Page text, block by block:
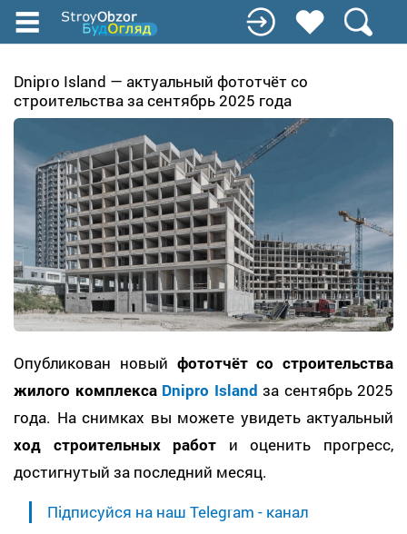
Перейти
содержанию
Dnipro Island — актуальный фототчёт со
строительства за сентябрь 2025 года
Опубликован новый фототчёт со строительства
жилого комплекса Dnipro Island за сентябрь 2025
года. На снимках вы можете увидеть актуальный
ход строительных работ и оценить прогресс,
достигнутый за последний месяц.
Підписуйся на наш Telegram - канал